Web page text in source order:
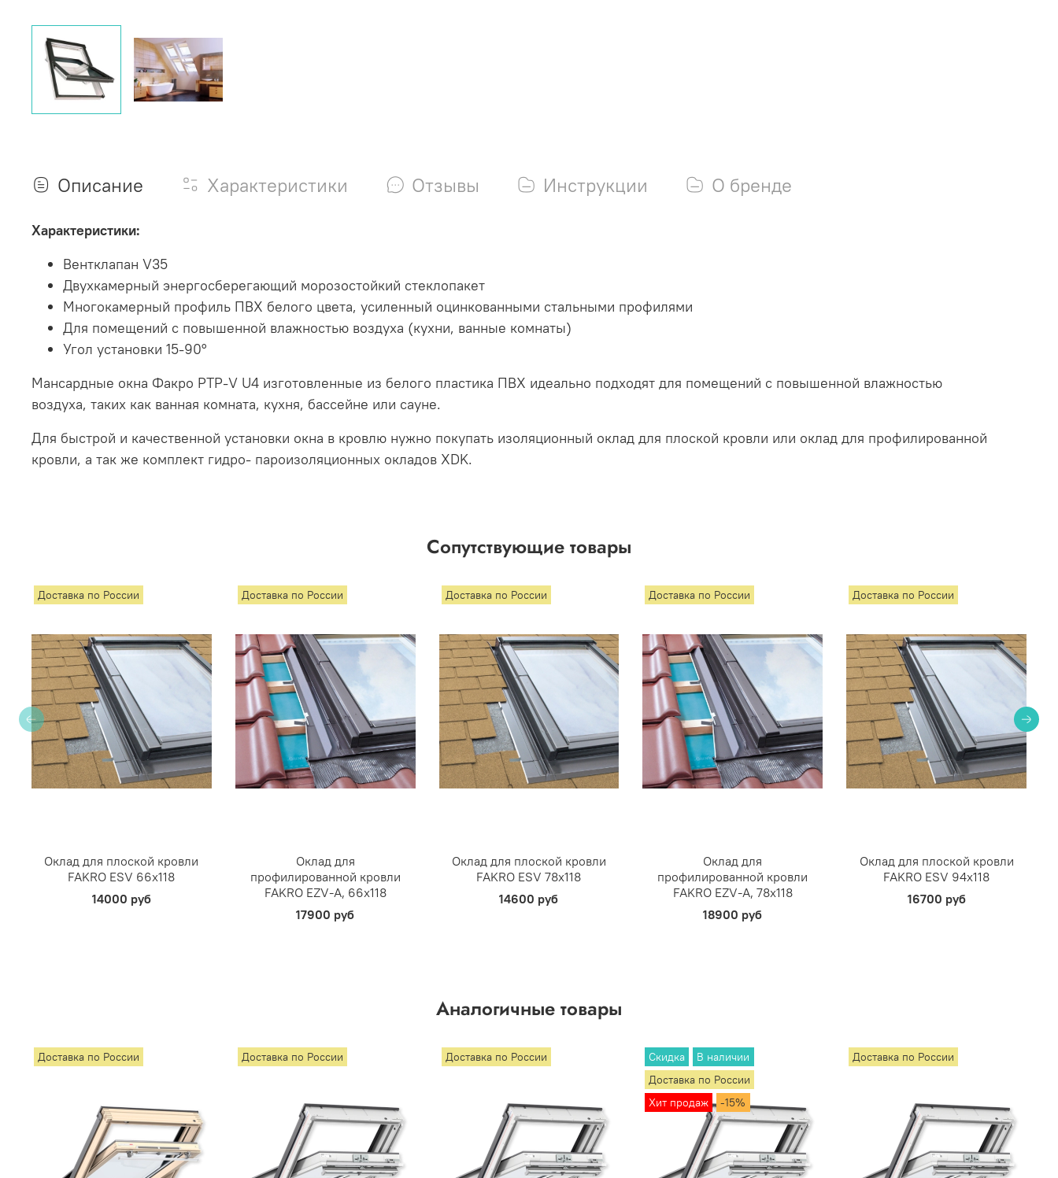
Описание Характеристики Отзывы Инструкции О бренде
Характеристики:
Вентклапан V35
Двухкамерный энергосберегающий морозостойкий стеклопакет
Многокамерный профиль ПВХ белого цвета, усиленный оцинкованными стальными профилями
Для помещений с повышенной влажностью воздуха (кухни, ванные комнаты)
Угол установки 15-90°
Мансардные окна Факро PTP-V U4 изготовленные из белого пластика ПВХ идеально подходят для помещений с повышенной влажностью
воздуха, таких как ванная комната, кухня, бассейне или сауне.
Для быстрой и качественной установки окна в кровлю нужно покупать изоляционный оклад для плоской кровли или оклад для профилированной
кровли, а так же комплект гидро- пароизоляционных окладов XDK.
Сопутствующие товары
Доставка по России
Оклад для плоской кровли
FAKRO ESV 66х118
14000 руб
Доставка по России
Оклад для
профилированной кровли
FAKRO EZV-A, 66х118
17900 руб
Доставка по России
Оклад для плоской кровли
FAKRO ESV 78х118
14600 руб
Доставка по России
Оклад для
профилированной кровли
FAKRO EZV-A, 78х118
18900 руб
Доставка по России
Оклад для плоской кровли
FAKRO ESV 94х118
16700 руб
Аналогичные товары
Доставка по России Доставка по России Доставка по России Скидка
В наличии
Доставка по России
Хит продаж
-15%
Доставка по России